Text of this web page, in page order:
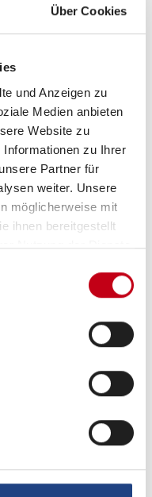
Über Cookies
und Anzeigen zu
Medien anbieten
Website zu
zu Ihrer
Partner für
weiter. Unsere
möglicherweise mit
ihnen bereitgestellt
Nutzung der Dienste